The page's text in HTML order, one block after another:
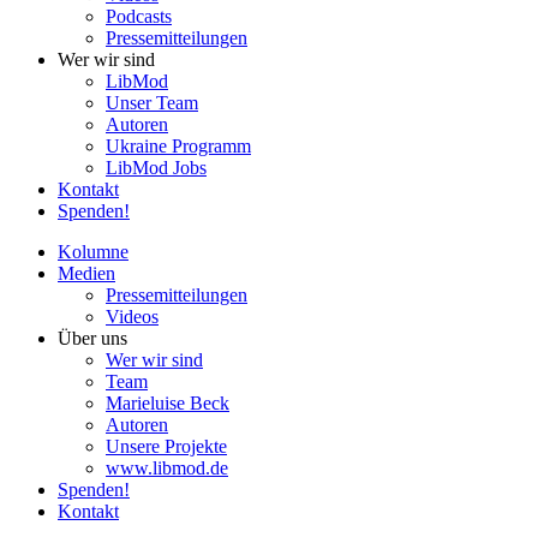
Pod­casts
Pres­se­mit­tei­lun­gen
Wer wir sind
LibMod
Unser Team
Autoren
Ukraine Pro­gramm
LibMod Jobs
Kontakt
Spenden!
Kolumne
Medien
Pres­se­mit­tei­lun­gen
Videos
Über uns
Wer wir sind
Team
Marie­luise Beck
Autoren
Unsere Pro­jekte
www.libmod.de
Spenden!
Kontakt